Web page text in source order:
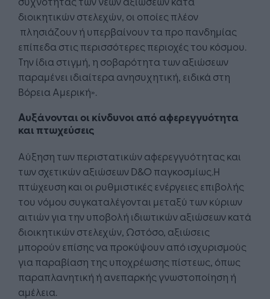
διοικητικών στελεχών, οι οποίες πλέον
πλησιάζουν ή υπερβαίνουν τα προ πανδημίας
επίπεδα στις περισσότερες περιοχές του κόσμου.
Την ίδια στιγμή, η σοβαρότητα των αξιώσεων
παραμένει ιδιαίτερα ανησυχητική, ειδικά στη
Βόρεια Αμερική».
Αυξάνονται οι κίνδυνοι από αφερεγγυότητα
και πτωχεύσεις
Αύξηση των περιστατικών αφερεγγυότητας και
των σχετικών αξιώσεων D&O παγκοσμίως.Η
πτώχευση και οι ρυθμιστικές ενέργειες επιβολής
του νόμου συγκαταλέγονται μεταξύ των κύριων
αιτιών για την υποβολή ιδιωτικών αξιώσεων κατά
διοικητικών στελεχών, Ωστόσο, αξιώσεις
μπορούν επίσης να προκύψουν από ισχυρισμούς
για παραβίαση της υποχρέωσης πίστεως, όπως
παραπλανητική ή ανεπαρκής γνωστοποίηση ή
αμέλεια.